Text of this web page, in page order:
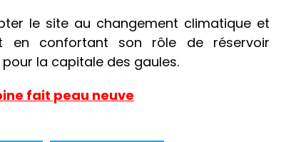
le site au changement climatique et
en confortant son rôle de réservoir
la capitale des gaules.
fait peau neuve